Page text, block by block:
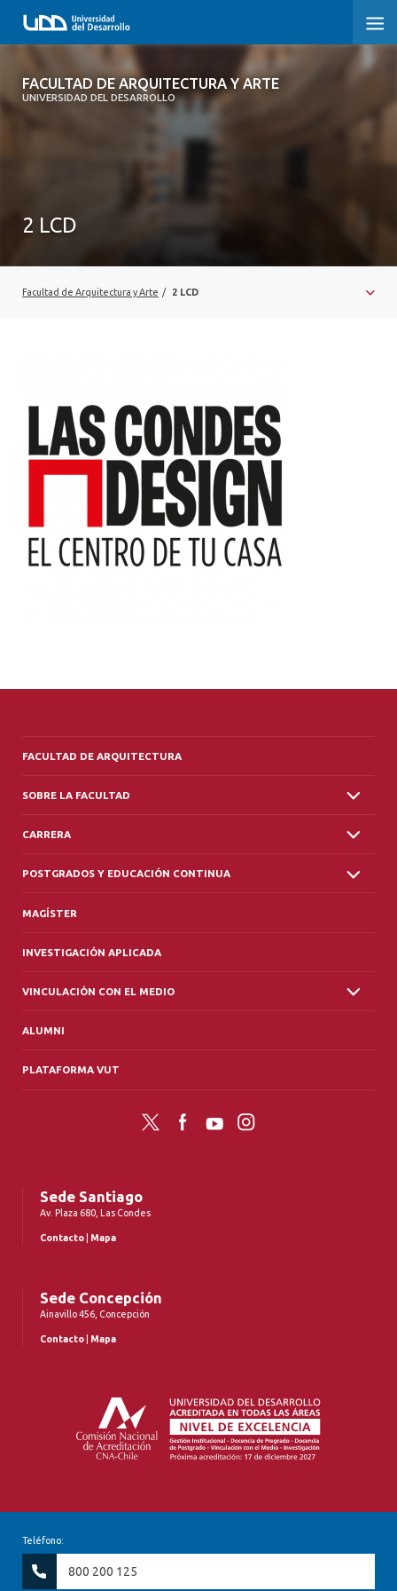
FACULTAD DE ARQUITECTURA Y ARTE
UNIVERSIDAD DEL DESARROLLO
FACULTAD DE ARQUITECTURA Y ARTE
PLATAFORMA VUT
2 LCD
Facultad de Arquitectura y Arte / 2 LCD
FACULTAD DE ARQUITECTURA
SOBRE LA FACULTAD
CARRERA
POSTGRADOS Y EDUCACIÓN CONTINUA
MAGÍSTER
INVESTIGACIÓN APLICADA
VINCULACIÓN CON EL MEDIO
ALUMNI
PLATAFORMA VUT
Twitter FacebookYouTubeInstagram
Sede Santiago
Av. Plaza 680, Las Condes
Contacto Mapa
Sede Concepción
Ainavillo 456, Concepción
Contacto Mapa
Teléfono:
800 200 125